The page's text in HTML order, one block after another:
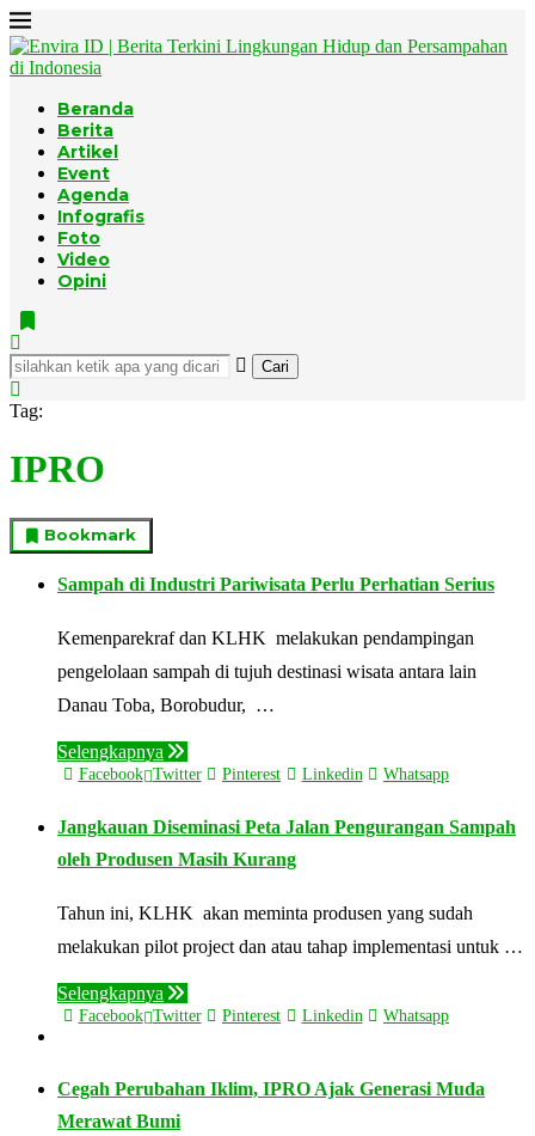
Beranda
Berita
Artikel
Event
Agenda
Infografis
Foto
Video
Opini
Cari
Tag:
IPRO
Bookmark
Sampah di Industri Pariwisata Perlu Perhatian Serius
Kemenparekraf dan KLHK melakukan pendampingan
pengelolaan sampah di tujuh destinasi wisata antara lain
Danau Toba, Borobudur, …
Selengkapnya
Facebook Twitter Pinterest Linkedin Whatsapp
Jangkauan Diseminasi Peta Jalan Pengurangan Sampah
oleh Produsen Masih Kurang
Tahun ini, KLHK akan meminta produsen yang sudah
melakukan pilot project dan atau tahap implementasi untuk …
Selengkapnya
Facebook Twitter Pinterest Linkedin Whatsapp
Cegah Perubahan Iklim, IPRO Ajak Generasi Muda
Merawat Bumi